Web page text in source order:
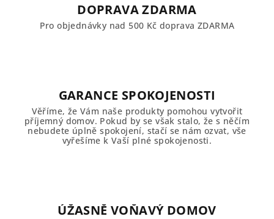
DOPRAVA ZDARMA
Pro objednávky nad 500 Kč doprava ZDARMA
GARANCE SPOKOJENOSTI
Věříme, že Vám naše produkty pomohou vytvořit
příjemný domov. Pokud by se však stalo, že s něčím
nebudete úplně spokojení, stačí se nám ozvat, vše
vyřešíme k Vaší plné spokojenosti.
ÚŽASNĚ VOŇAVÝ DOMOV